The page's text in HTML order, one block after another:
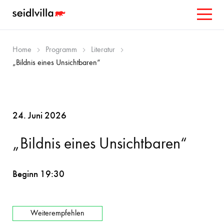
Home Programm
Literatur
„Bildnis eines Unsichtbaren“
24. Juni 2026
„Bildnis eines Unsichtbaren“
Beginn 19:30
Weiterempfehlen